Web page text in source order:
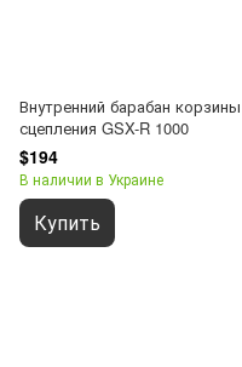
Внутренний барабан корзины
сцепления GSX-R 1000
$194
В наличии в Украине
Купить